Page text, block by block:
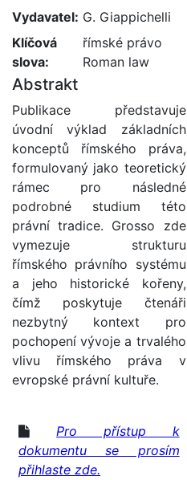
Vydavatel: G. Giappichelli
Klíčová
slova:
římské právo
Roman law
Abstrakt
Publikace představuje
úvodní výklad základních
konceptů římského práva,
formulovaný jako teoretický
rámec pro následné
podrobné studium této
právní tradice. Grosso zde
vymezuje strukturu
římského právního systému
a jeho historické kořeny,
čímž poskytuje čtenáři
nezbytný kontext pro
pochopení vývoje a trvalého
vlivu římského práva v
evropské právní kultuře.
Pro přístup k
dokumentu se prosím
přihlaste zde.